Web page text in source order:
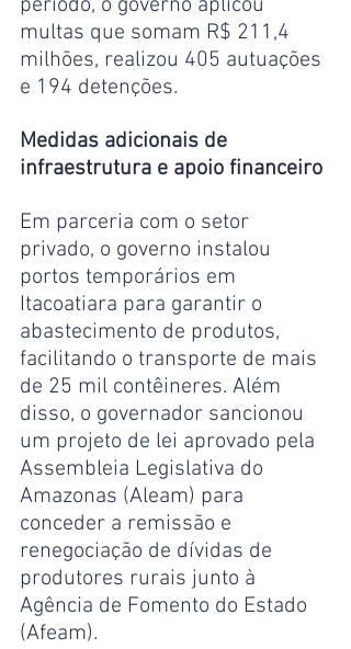
período, o governo aplicou
multas que somam R$ 211,4
milhões, realizou 405 autuações
e 194 detenções.
Medidas adicionais de
infraestrutura e apoio financeiro
Em parceria com o setor
privado, o governo instalou
portos temporários em
Itacoatiara para garantir o
abastecimento de produtos,
facilitando o transporte de mais
de 25 mil contêineres. Além
disso, o governador sancionou
um projeto de lei aprovado pela
Assembleia Legislativa do
Amazonas (Aleam) para
conceder a remissão e
renegociação de dívidas de
produtores rurais junto à
Agência de Fomento do Estado
(Afeam).